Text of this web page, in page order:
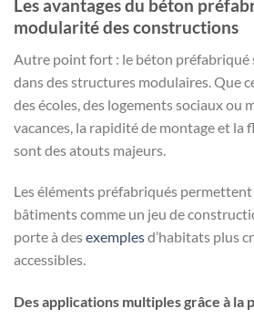
Les avantages du béton
modularité des constructions
Autre point fort : le béton préfabriqué
dans des structures modulaires. Que
des écoles, des logements sociaux ou
vacances, la rapidité de montage et la
sont des atouts majeurs.
Les éléments préfabriqués
bâtiments comme un jeu de
porte à desexemplesd’habitats plus
accessibles.
Des applications multiples grâce à